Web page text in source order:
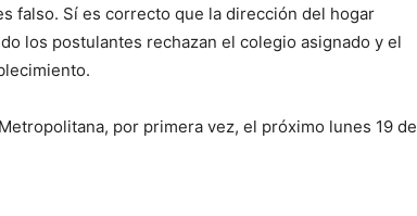
falso. Sí es correcto que la dirección del hogar
los postulantes rechazan el colegio asignado y el
por primera vez, el próximo lunes 19 de